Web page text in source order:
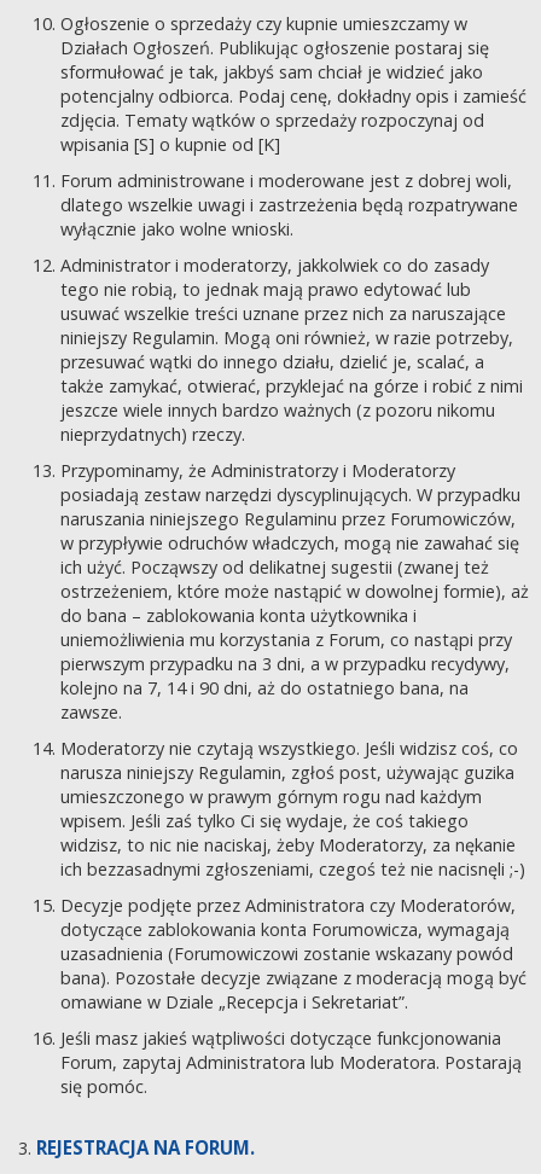
Ogłoszenie o sprzedaży czy kupnie umieszczamy w
Działach Ogłoszeń. Publikując ogłoszenie postaraj się
sformułować je tak, jakbyś sam chciał je widzieć jako
potencjalny odbiorca. Podaj cenę, dokładny opis i zamieść
zdjęcia. Tematy wątków o sprzedaży rozpoczynaj od
wpisania [S] o kupnie od [K]
Forum administrowane i moderowane jest z dobrej woli,
dlatego wszelkie uwagi i zastrzeżenia będą rozpatrywane
wyłącznie jako wolne wnioski.
Administrator i moderatorzy, jakkolwiek co do zasady
tego nie robią, to jednak mają prawo edytować lub
usuwać wszelkie treści uznane przez nich za naruszające
niniejszy Regulamin. Mogą oni również, w razie potrzeby,
przesuwać wątki do innego działu, dzielić je, scalać, a
także zamykać, otwierać, przyklejać na górze i robić z nimi
jeszcze wiele innych bardzo ważnych (z pozoru nikomu
nieprzydatnych) rzeczy.
Przypominamy, że Administratorzy i Moderatorzy
posiadają zestaw narzędzi dyscyplinujących. W przypadku
naruszania niniejszego Regulaminu przez Forumowiczów,
w przypływie odruchów władczych, mogą nie zawahać się
ich użyć. Począwszy od delikatnej sugestii (zwanej też
ostrzeżeniem, które może nastąpić w dowolnej formie), aż
do bana – zablokowania konta użytkownika i
uniemożliwienia mu korzystania z Forum, co nastąpi przy
pierwszym przypadku na 3 dni, a w przypadku recydywy,
kolejno na 7, 14 i 90 dni, aż do ostatniego bana, na
zawsze.
Moderatorzy nie czytają wszystkiego. Jeśli widzisz coś, co
narusza niniejszy Regulamin, zgłoś post, używając guzika
umieszczonego w prawym górnym rogu nad każdym
wpisem. Jeśli zaś tylko Ci się wydaje, że coś takiego
widzisz, to nic nie naciskaj, żeby Moderatorzy, za nękanie
ich bezzasadnymi zgłoszeniami, czegoś też nie nacisnęli ;-)
Decyzje podjęte przez Administratora czy Moderatorów,
dotyczące zablokowania konta Forumowicza, wymagają
uzasadnienia (Forumowiczowi zostanie wskazany powód
bana). Pozostałe decyzje związane z moderacją mogą być
omawiane w Dziale „Recepcja i Sekretariat”.
Jeśli masz jakieś wątpliwości dotyczące funkcjonowania
Forum, zapytaj Administratora lub Moderatora. Postarają
się pomóc.
REJESTRACJA NA FORUM.